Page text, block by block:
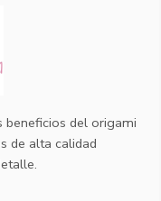
del origami
de alta calidad